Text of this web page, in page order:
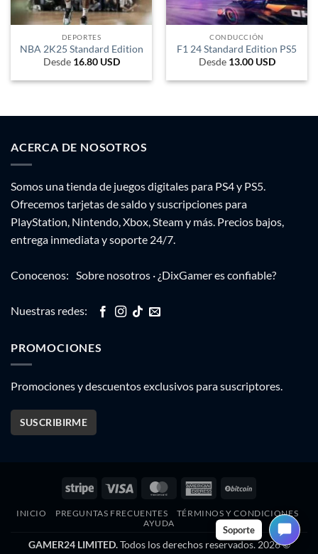
DEPORTES
NBA 2K25 Standard Edition
Desde 16.80 USD
CONDUCCIÓN
F1 24 Standard Edition PS5
Desde 13.00 USD
ACERCA DE NOSOTROS
Somos una tienda de juegos digitales para PS4 y PS5.
Ofrecemos tarjetas de saldo y suscripciones para
PlayStation, Nintendo, Xbox, Steam y más. Precios bajos,
entrega inmediata y soporte 24/7.
Conocenos: Sobre nosotros · ¿DixGamer es confiable?
Nuestras redes:
PROMOCIONES
Promociones y descuentos exclusivos para suscriptores.
SUSCRIBIRME
Stripe Visa MasterCardAmerican
INICIO PREGUNTAS FRECUENTES
TÉRMINOS Y CONDICIONES
AYUDA
GAMER24 LIMITED.Todos los derechos reservados. 2026 ©
Soporte